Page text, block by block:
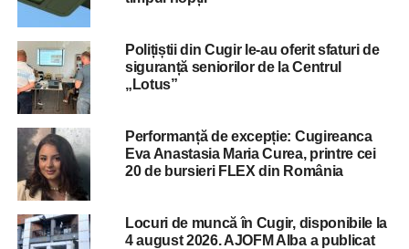
Polițiștii din Cugir le-au oferit sfaturi de
siguranță seniorilor de la Centrul
„Lotus”
Performanță de excepție: Cugireanca
Eva Anastasia Maria Curea, printre cei
20 de bursieri FLEX din România
Locuri de muncă în Cugir, disponibile la
4 august 2026. AJOFM Alba a publicat